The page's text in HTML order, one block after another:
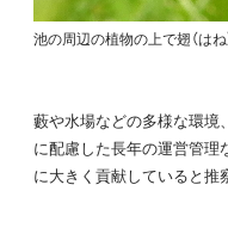
池の周辺の植物の上で翅（は
藪や水場などの多様な環境
に配慮した長年の運営管理
に大きく貢献していると推